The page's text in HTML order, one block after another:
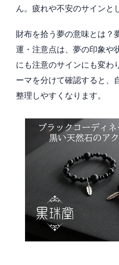
ん。疲れや不安のサインと
財布を拾う夢の意味とは？
運・注意点は、夢の印象や
にも注意のサインにも変わ
ーマを分けて確認すると、
整理しやすくなります。